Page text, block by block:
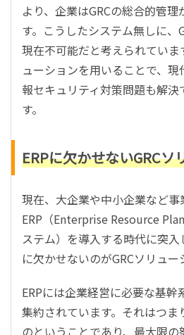
より、企業はGRCの総合的管
す。こうしたシステム無しに、
現在不可能だと考えられていま
ューションを用いることで、
報セキュリティ対策問題も解決
す。
ERPに欠かせないGRCソ
現在、大企業や中小企業など事
ERP（Enterprise Resource
ステム）を導入する時代に突入
に欠かせないのがGRCソリュー
ERPには企業経営に必要な基幹
集約されています。それはつま
のということであり、最大限